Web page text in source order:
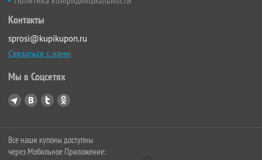
Контакты
sprosi@kupikupon.ru
Связаться с нами
Мы в Соцсетях
Все наши купоны доступны
через Мобильное Приложение: